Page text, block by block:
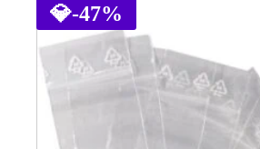
produkten
har
flera
varianter.
olika
alternativen
kan
väljas
💎-47%